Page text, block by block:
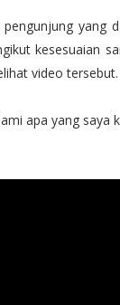
pengunjung yang
kesesuaian
video tersebut.
apa yang saya